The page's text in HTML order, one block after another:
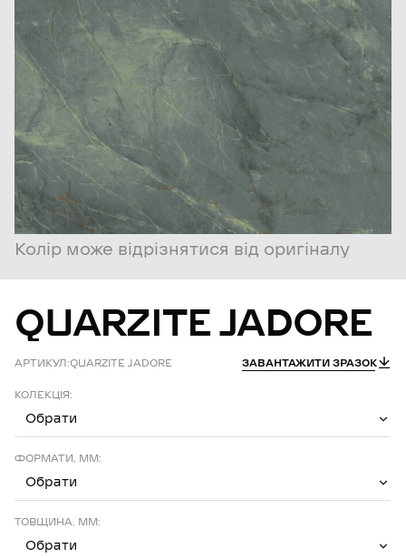
Колір може відрізнятися від оригіналу
QUARZITEJADORE
АРТИКУЛ:QUARZITE JADORE ЗАВАНТАЖИТИ ЗРАЗОК
КОЛЕКЦІЯ:
Обрати
ФОРМАТИ, ММ:
Обрати
ТОВЩИНА, ММ:
Обрати